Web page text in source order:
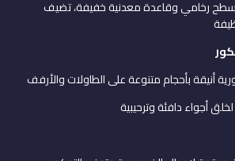
رخامي وقاعدة معدنية خفيفة، تضيف